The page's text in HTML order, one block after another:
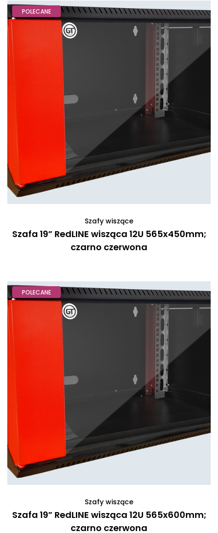
POLECANE
Szafy wiszące
Szafa 19” RedLINE wisząca 12U 565x450mm;
czarno czerwona
POLECANE
Szafy wiszące
Szafa 19” RedLINE wisząca 12U 565x600mm;
czarno czerwona